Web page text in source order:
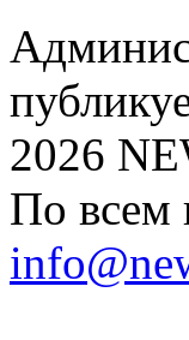
2026
По всем